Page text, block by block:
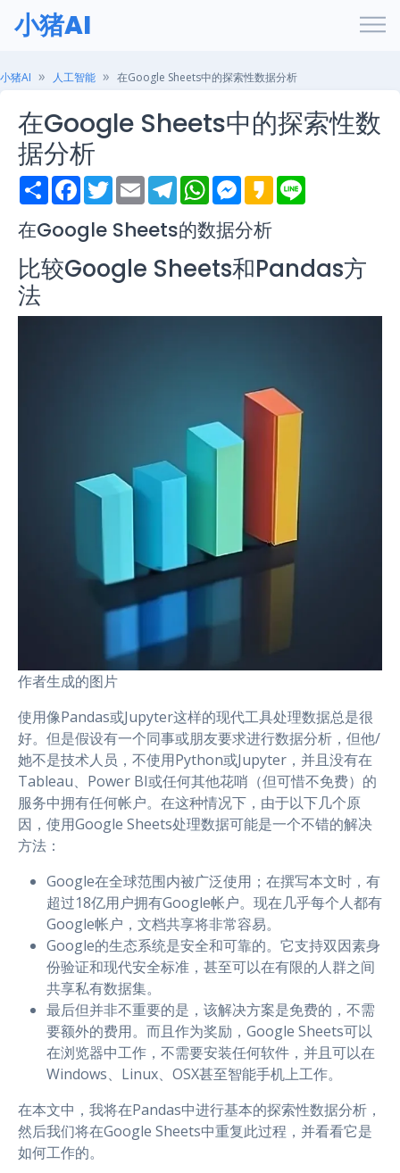
小猪AI
小猪AI 人工智能 在Google Sheets中的探索性数据分析
在Google Sheets中的探索性数
据分析
S
h
r
e
F
a
e
b
o
k
T
w
t
t
r
E
m
i
l
T
e
e
g
a
m
W
h
t
s
p
p
M
e
s
e
n
g
e
K
a
在Google Sheets的数据分析
比较Google Sheets和Pandas方
法
作者生成的图片
使用像Pandas或Jupyter这样的现代工具处理数据总是很
好。但是假设有一个同事或朋友要求进行数据分析，但他/
她不是技术人员，不使用Python或Jupyter，并且没有在
Tableau、Power BI或任何其他花哨（但可惜不免费）的
服务中拥有任何帐户。在这种情况下，由于以下几个原
因，使用Google Sheets处理数据可能是一个不错的解决
方法：
Google在全球范围内被广泛使用；在撰写本文时，有
超过18亿用户拥有Google帐户。现在几乎每个人都有
Google帐户，文档共享将非常容易。
Google的生态系统是安全和可靠的。它支持双因素身
份验证和现代安全标准，甚至可以在有限的人群之间
共享私有数据集。
最后但并非不重要的是，该解决方案是免费的，不需
要额外的费用。而且作为奖励，Google Sheets可以
在浏览器中工作，不需要安装任何软件，并且可以在
Windows、Linux、OSX甚至智能手机上工作。
在本文中，我将在Pandas中进行基本的探索性数据分析，
然后我们将在Google Sheets中重复此过程，并看看它是
如何工作的。